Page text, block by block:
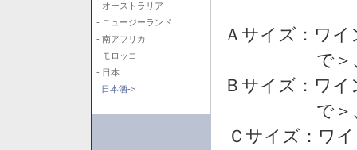
- オーストラリア
- ニュージーランド
- 南アフリカ
- モロッコ
- 日本
日本酒->
Ａサイズ：ワ
で
Ｂサイズ：ワ
で
Ｃサイズ：ワ